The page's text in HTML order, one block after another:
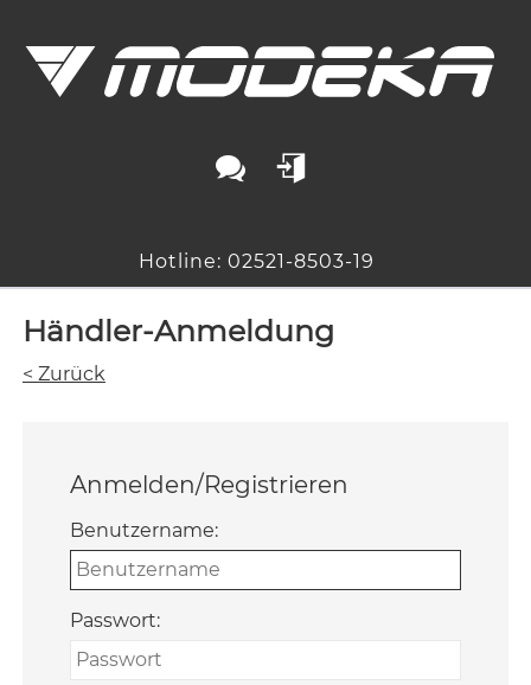
Hotline: 02521-8503-19
Händler-Anmeldung
< Zurück
Anmelden/Registrieren
Benutzername:
Passwort: